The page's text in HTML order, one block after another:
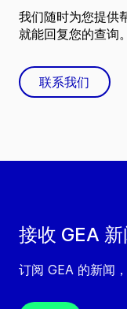
接收 GEA 新
订阅 GEA 的新闻
我们随时为您提供
就能回复您的查询。
联系我们